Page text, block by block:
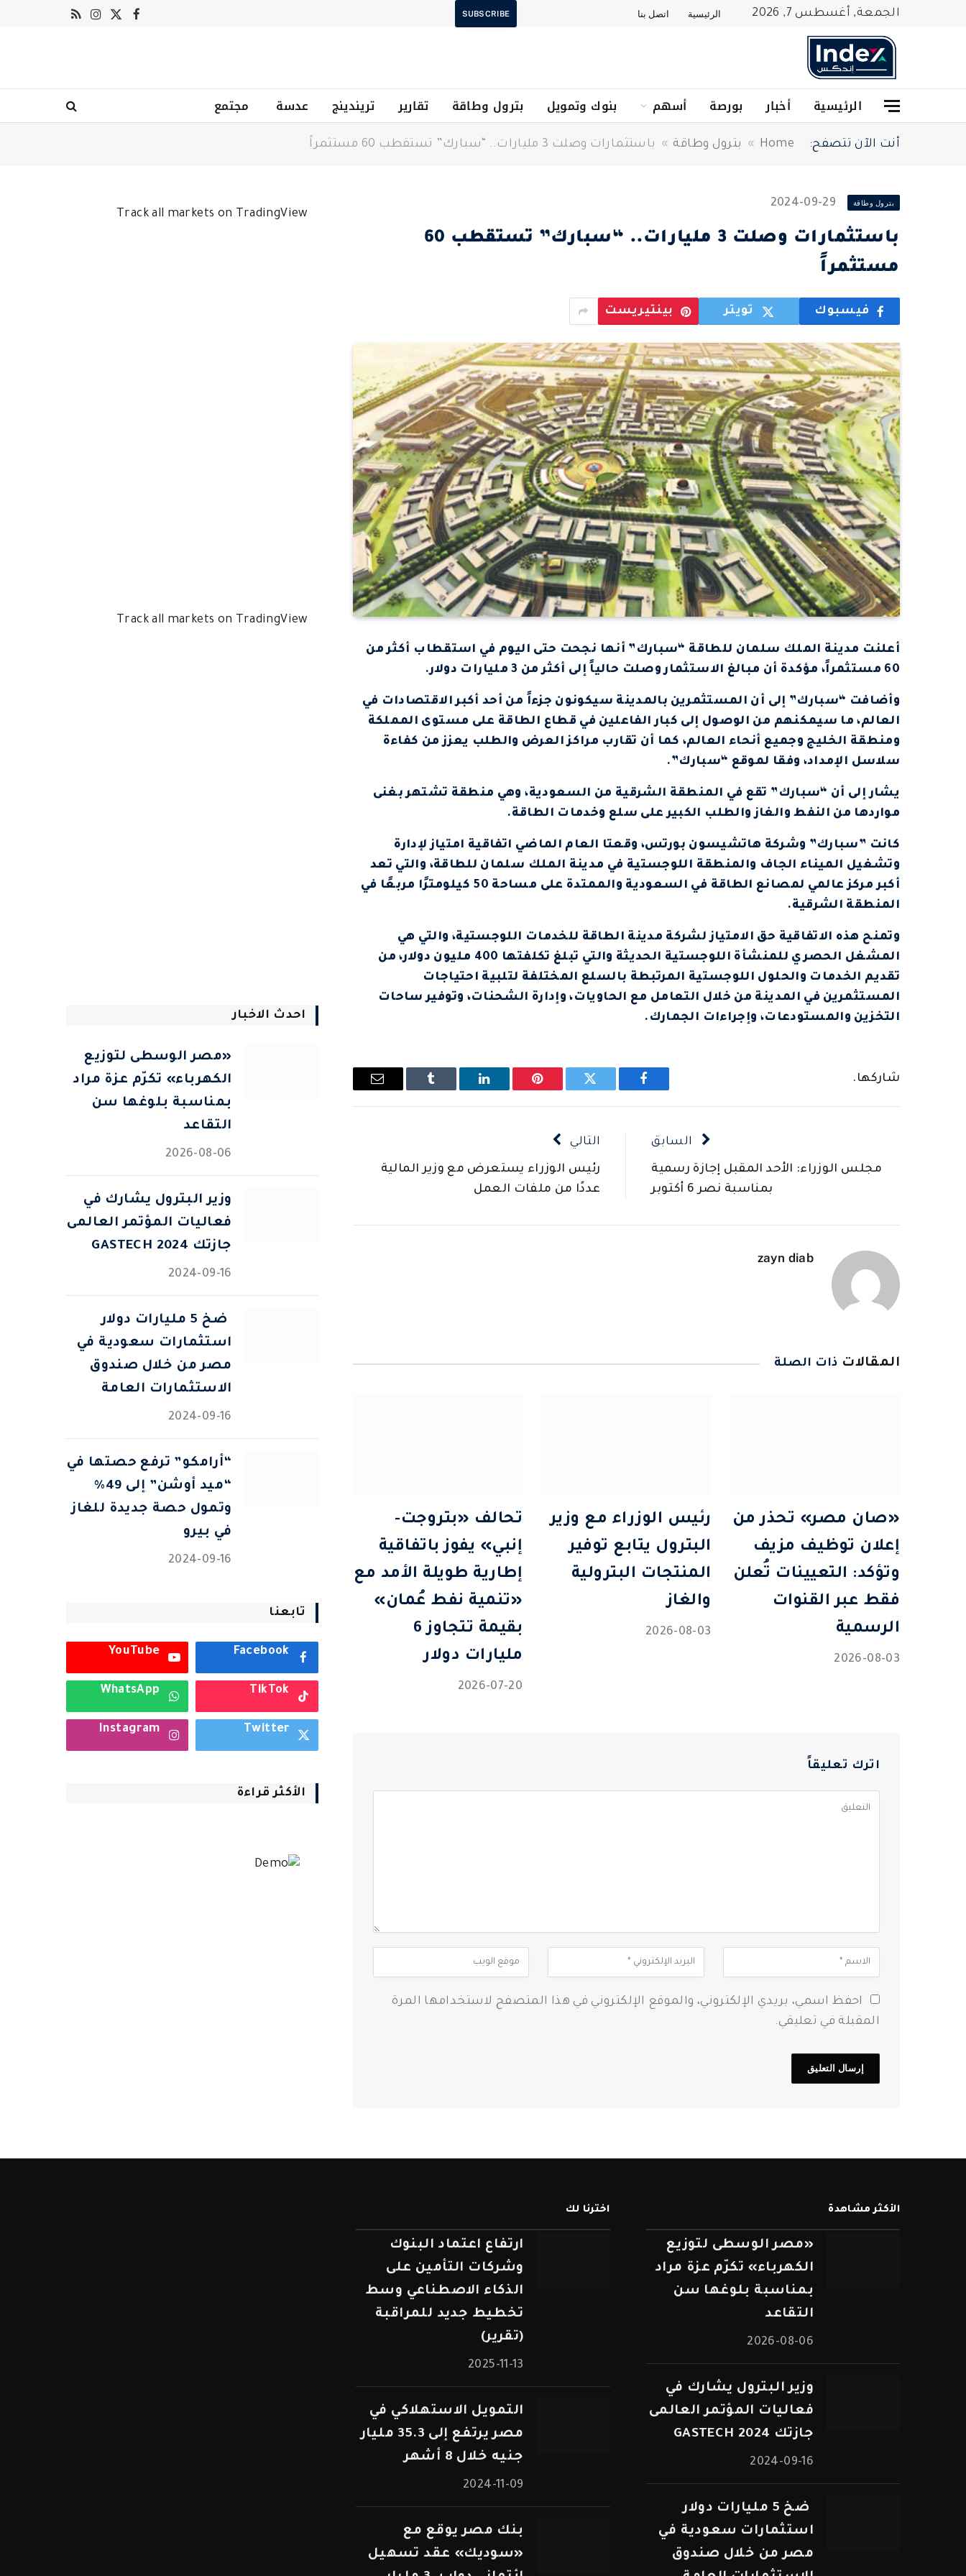
الجمعة, أغسطس 7, 2026 الرئيسية اتصل بنا SUBSCRIBE
فيسبوك
X
الانستغرام
RSS
الرئيسية أخبار بورصة أسهم بنوك وتمويل بترول وطاقة تقارير تريندينج عدسة مجتمع
أنت الآن تتصفح: Home
» بترول وطاقة » باستثمارات وصلت 3 مليارات.. “سبارك” تستقطب 60 مستثمراً
بترول وطاقة 2024-09-29
باستثمارات وصلت 3 مليارات.. “سبارك” تستقطب 60
مستثمراً
فيسبوك تويتر بينتيريست
أعلنت مدينة الملك سلمان للطاقة “سبارك” أنها نجحت حتى اليوم في استقطاب أكثر من
60 مستثمراً، مؤكدة أن مبالغ الاستثمار وصلت حالياً إلى أكثر من 3 مليارات دولار.
وأضافت “سبارك” إلى أن المستثمرين بالمدينة سيكونون جزءاً من أحد أكبر الاقتصادات في
العالم، ما سيمكنهم من الوصول إلى كبار الفاعلين في قطاع الطاقة على مستوى المملكة
ومنطقة الخليج وجميع أنحاء العالم، كما أن تقارب مراكز العرض والطلب يعزز من كفاءة
سلاسل الإمداد، وفقا لموقع “سبارك”.
يشار إلى أن “سبارك” تقع في المنطقة الشرقية من السعودية، وهي منطقة تشتهر بغنى
مواردها من النفط والغاز والطلب الكبير على سلع وخدمات الطاقة.
كانت ”سبارك” وشركة هاتشيسون بورتس، وقعتا العام الماضي اتفاقية امتياز لإدارة
وتشغيل الميناء الجاف والمنطقة اللوجستية في مدينة الملك سلمان للطاقة، والتي تعد
أكبر مركز عالمي لمصانع الطاقة في السعودية والممتدة على مساحة 50 كيلومترًا مربعًا في
المنطقة الشرقية.
وتمنح هذه الاتفاقية حق الامتياز لشركة مدينة الطاقة للخدمات اللوجستية، والتي هي
المشغل الحصري للمنشأة اللوجستية الحديثة والتي تبلغ تكلفتها 400 مليون دولار، من
تقديم الخدمات والحلول اللوجستية المرتبطة بالسلع المختلفة لتلبية احتياجات
المستثمرين في المدينة من خلال التعامل مع الحاويات، وإدارة الشحنات، وتوفير ساحات
التخزين والمستودعات، وإجراءات الجمارك.
شاركها.
فيسبوك تويتر بينتيريستلينكدإن Tumblr
البريد
السابق
مجلس الوزراء: الأحد المقبل إجازة رسمية
بمناسبة نصر 6 أكتوبر
التالي
رئيس الوزراء يستعرض مع وزير المالية
عددًا من ملفات العمل
zayn diab
المقالات ذات الصلة
«صان مصر» تحذر من
إعلان توظيف مزيف
وتؤكد: التعيينات تُعلن
فقط عبر القنوات
الرسمية
2026-08-03
رئيس الوزراء مع وزير
البترول يتابع توفير
المنتجات البترولية
والغاز
2026-08-03
تحالف «بتروجت-
إنبي» يفوز باتفاقية
إطارية طويلة الأمد مع
«تنمية نفط عُمان»
بقيمة تتجاوز 6
مليارات دولار
2026-07-20
اترك تعليقاً
احفظ اسمي، بريدي الإلكتروني، والموقع الإلكتروني في هذا المتصفح لاستخدامها المرة
المقبلة في تعليقي.
Track all markets on TradingView
Track all markets on TradingView
احدث الاخبار
«مصر الوسطى لتوزيع
الكهرباء» تكرّم عزة مراد
بمناسبة بلوغها سن
التقاعد
2026-08-06
وزير البترول يشارك في
فعاليات المؤتمر العالمى
جازتك 2024 GASTECH
2024-09-16
⁠ ضخ 5 مليارات دولار
استثمارات سعودية في
مصر من خلال صندوق
الاستثمارات العامة
2024-09-16
“أرامكو” ترفع حصتها في
“ميد أوشن” إلى 49%
وتمول حصة جديدة للغاز
في بيرو
2024-09-16
تابعنا
Facebook
YouTube
TikTok
WhatsApp
Twitter
Instagram
الأكثر قراءة
الأكثر مشاهدة
«مصر الوسطى لتوزيع
الكهرباء» تكرّم عزة مراد
بمناسبة بلوغها سن
التقاعد
2026-08-06
وزير البترول يشارك في
فعاليات المؤتمر العالمى
جازتك 2024 GASTECH
2024-09-16
⁠ ضخ 5 مليارات دولار
استثمارات سعودية في
مصر من خلال صندوق
اخترنا لك
ارتفاع اعتماد البنوك
وشركات التأمين على
الذكاء الاصطناعي وسط
تخطيط جديد للمراقبة
(تقرير)
2025-11-13
التمويل الاستهلاكي في
مصر يرتفع إلى 35.3 مليار
جنيه خلال 8 أشهر
2024-11-09
بنك مصر يوقع مع
«سوديك» عقد تسهيل